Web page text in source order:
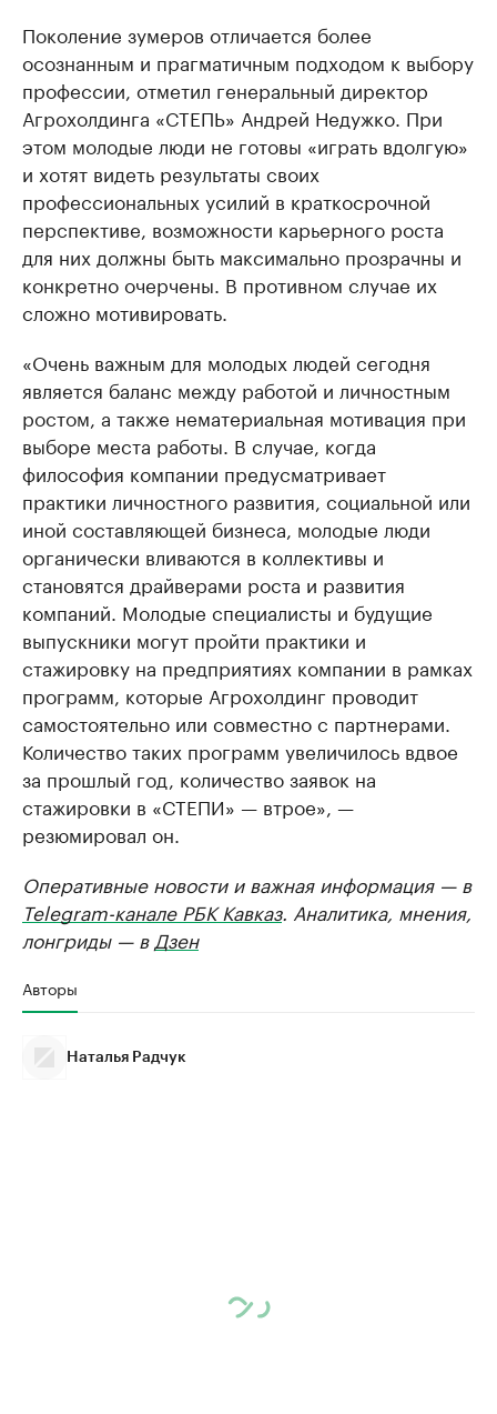
Поколение зумеров отличается более
осознанным и прагматичным подходом к выбору
профессии, отметил генеральный директор
Агрохолдинга «СТЕПЬ» Андрей Недужко. При
этом молодые люди не готовы «играть вдолгую»
и хотят видеть результаты своих
профессиональных усилий в краткосрочной
перспективе, возможности карьерного роста
для них должны быть максимально прозрачны и
конкретно очерчены. В противном случае их
сложно мотивировать.
«Очень важным для молодых людей сегодня
является баланс между работой и личностным
ростом, а также нематериальная мотивация при
выборе места работы. В случае, когда
философия компании предусматривает
практики личностного развития, социальной или
иной составляющей бизнеса, молодые люди
органически вливаются в коллективы и
становятся драйверами роста и развития
компаний. Молодые специалисты и будущие
выпускники могут пройти практики и
стажировку на предприятиях компании в рамках
программ, которые Агрохолдинг проводит
самостоятельно или совместно с партнерами.
Количество таких программ увеличилось вдвое
за прошлый год, количество заявок на
стажировки в «СТЕПИ» — втрое», —
резюмировал он.
Оперативные новости и важная информация — в
Telegram-канале РБК Кавказ. Аналитика, мнения,
лонгриды — вДзен
Авторы
Наталья Радчук